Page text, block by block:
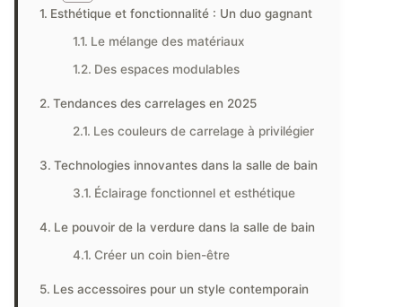
Esthétique et fonctionnalité : Un duo gagnant
Le mélange des matériaux
Des espaces modulables
Tendances des carrelages en 2025
Les couleurs de carrelage à privilégier
Technologies innovantes dans la salle de bain
Éclairage fonctionnel et esthétique
Le pouvoir de la verdure dans la salle de bain
Créer un coin bien-être
Les accessoires pour un style contemporain